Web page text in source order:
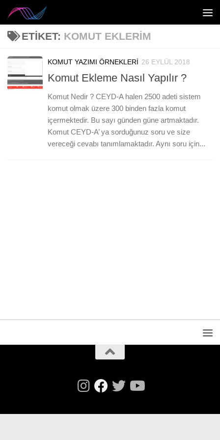
Skip to content
ETIKET: KOMUT EKLERIM
KOMUT YAZIMI ÖRNEKLERI 26 EYLÜL 2018
Komut Ekleme Nasıl Yapılır ?
Komut Nedir ? CEYD-A halen 2500 adeti sistem
komut olmak üzere 300 binden fazla komut
içermektedir. Bu sayı günden güne artmaktadır.
Komut CEYD-A’ ya sorduğunuz soru ve size
vereceği cevabı tanımlamaktadır. Aynı soru için...